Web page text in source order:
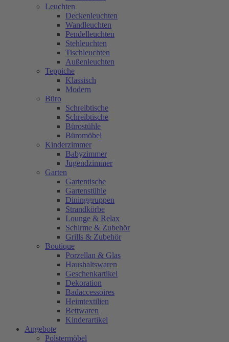
Leuchten
Deckenleuchten
Wandleuchten
Pendelleuchten
Stehleuchten
Tischleuchten
Außenleuchten
Teppiche
Klassisch
Modern
Büro
Schreibtische
Schreibtische
Bürostühle
Büromöbel
Kinderzimmer
Babyzimmer
Jugendzimmer
Garten
Gartentische
Gartenstühle
Dininggruppen
Strandkörbe
Lounge & Relax
Schirme & Zubehör
Grills & Zubehör
Boutique
Porzellan & Glas
Haushaltswaren
Geschenkartikel
Dekoration
Badaccessoires
Heimtextilien
Bettwaren
Kinderartikel
Angebote
Polstermöbel